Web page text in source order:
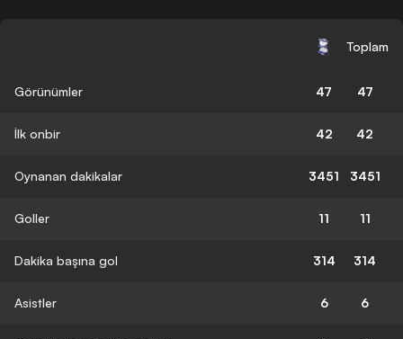
Toplam
Görünümler 47 47
İlk onbir 42 42
Oynanan dakikalar 3451 3451
Goller 11 11
Dakika başına gol 314 314
Asistler 6 6